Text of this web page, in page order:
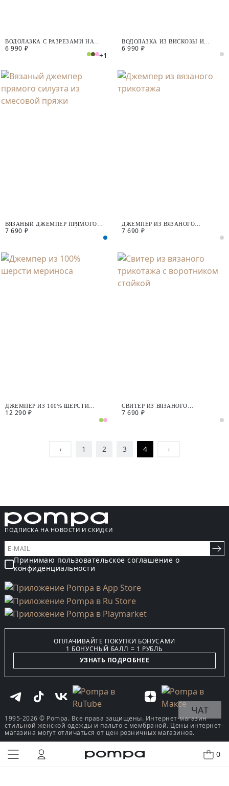
0
ВОДОЛАЗКА С РАЗРЕЗАМИ НА
РУКАВАХ
6 990 ₽
+1
ВОДОЛАЗКА ИЗ ВИСКОЗЫ И
ХЛОПКА
6 990 ₽
ВЯЗАНЫЙ ДЖЕМПЕР ПРЯМОГО
СИЛУЭТА ИЗ СМЕСОВОЙ ПРЯЖИ
7 690 ₽
ДЖЕМПЕР ИЗ ВЯЗАНОГО
ТРИКОТАЖА
7 690 ₽
ДЖЕМПЕР ИЗ 100% ШЕРСТИ
МЕРИНОСА
12 290 ₽
СВИТЕР ИЗ ВЯЗАНОГО
ТРИКОТАЖА С ВОРОТНИКОМ
7 690 ₽
‹ 1 2 3 4 ›
ПОДПИСКА НА НОВОСТИ И СКИДКИ
Принимаю пользовательское соглашение о
конфиденциальности
ОПЛАЧИВАЙТЕ ПОКУПКИ БОНУСАМИ
1 БОНУСНЫЙ БАЛЛ = 1 РУБЛЬ
УЗНАТЬ ПОДРОБНЕЕ
1995-2026 © Pompa. Все права защищены. Интернет-магазин
стильной женской одежды и пальто с мембраной. Цены интернет-
магазина могут отличаться от цен розничных магазинов.
ЧАТ